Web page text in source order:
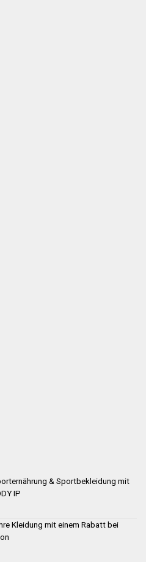
& Sportbekleidung mit
IP
Kleidung mit einem Rabatt bei